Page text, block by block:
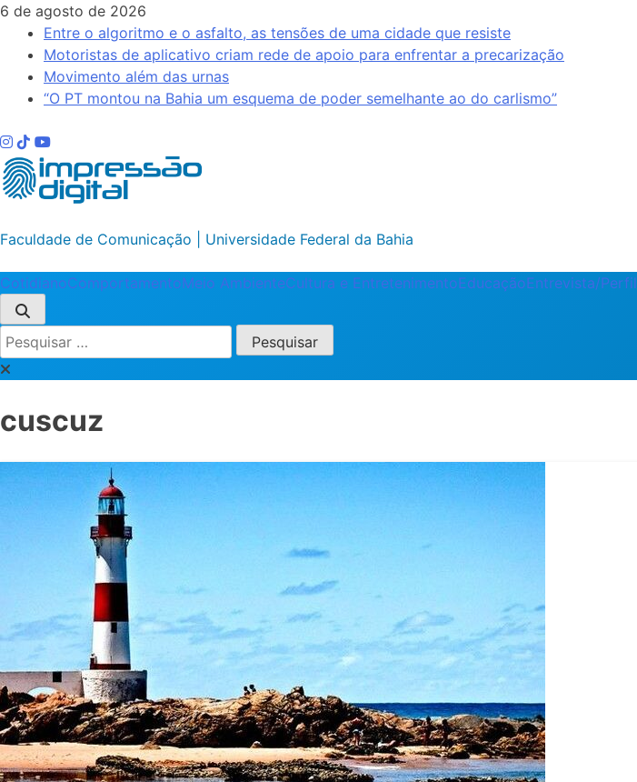
Skip
content
6 de agosto de 2026
Entre o algoritmo e o asfalto, as tensões de uma cidade que resiste
Motoristas de aplicativo criam rede de apoio para enfrentar a precarização
Movimento além das urnas
“O PT montou na Bahia um esquema de poder semelhante ao do carlismo”
Impressão Digital
Faculdade de Comunicação | Universidade Federal da Bahia
CotidianoComportamentoMeio AmbienteCultura e EntretenimentoEducaçãoEntrevista/Perfil
Pesquisar
por:
cuscuz